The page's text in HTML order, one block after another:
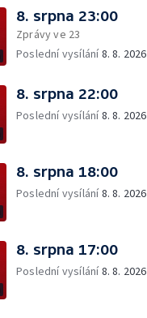
8. srpna 23:00
Zprávy ve 23
Poslední vysílání8. 8. 2026
8. srpna 22:00
Poslední vysílání8. 8. 2026
8. srpna 18:00
Poslední vysílání8. 8. 2026
8. srpna 17:00
Poslední vysílání8. 8. 2026